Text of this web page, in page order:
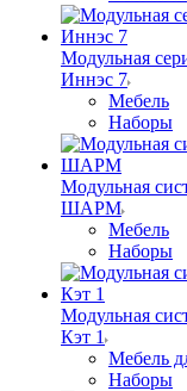
Модульная
Иннэс 7
Мебель
Наборы
Модульная
ШАРМ
Мебель
Наборы
Модульная
Кэт 1
Мебель
Наборы